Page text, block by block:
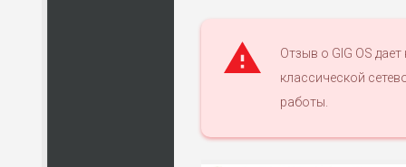
Отзыв о GIG OS
классической
работы.